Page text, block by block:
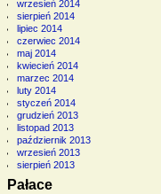
wrzesień 2014
sierpień 2014
lipiec 2014
czerwiec 2014
maj 2014
kwiecień 2014
marzec 2014
luty 2014
styczeń 2014
grudzień 2013
listopad 2013
październik 2013
wrzesień 2013
sierpień 2013
Pałace